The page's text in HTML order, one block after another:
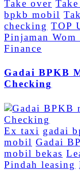
Take over
bpkb mobil
checking TOP
Pinjaman Wom
Finance
Gadai BPKB
Checking
Ex taxi gadai
mobil Gadai
mobil bekas
Pindah leasing